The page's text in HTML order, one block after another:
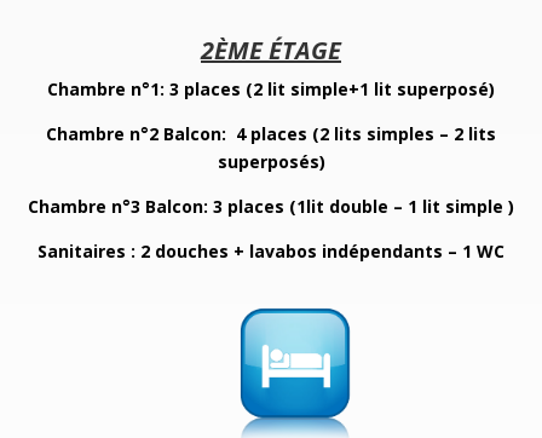
2ÈME ÉTAGE
Chambre n°1: 3 places (2 lit simple+1 lit superposé)
Chambre n°2 Balcon: 4 places (2 lits simples – 2 lits
superposés)
Chambre n°3 Balcon: 3 places (1lit double – 1 lit simple )
Sanitaires : 2 douches + lavabos indépendants – 1 WC